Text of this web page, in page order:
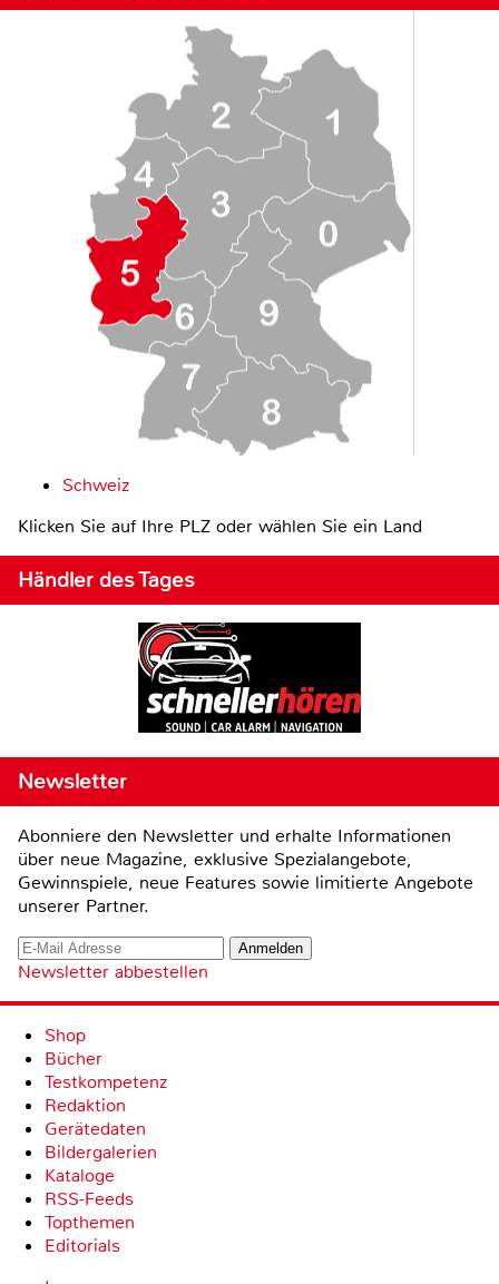
Schweiz
Klicken Sie auf Ihre PLZ oder wählen Sie ein Land
Händler des Tages
Newsletter
Abonniere den Newsletter und erhalte Informationen
über neue Magazine, exklusive Spezialangebote,
Gewinnspiele, neue Features sowie limitierte Angebote
unserer Partner.
Newsletter abbestellen
Shop
Bücher
Testkompetenz
Redaktion
Gerätedaten
Bildergalerien
Kataloge
RSS-Feeds
Topthemen
Editorials